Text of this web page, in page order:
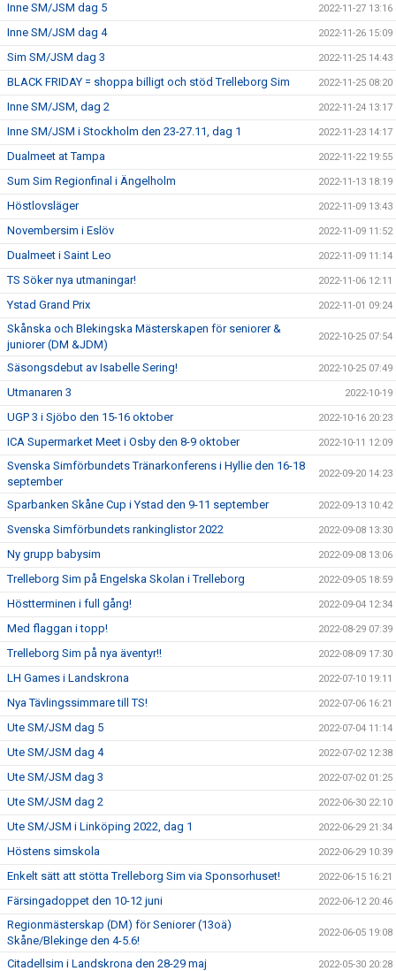
Inne SM/JSM dag 5 2022-11-27 13:16
Inne SM/JSM dag 4 2022-11-26 15:09
Sim SM/JSM dag 3 2022-11-25 14:43
BLACK FRIDAY = shoppa billigt och stöd Trelleborg Sim 2022-11-25 08:20
Inne SM/JSM, dag 2 2022-11-24 13:17
Inne SM/JSM i Stockholm den 23-27.11, dag 1 2022-11-23 14:17
Dualmeet at Tampa 2022-11-22 19:55
Sum Sim Regionfinal i Ängelholm 2022-11-13 18:19
Höstlovsläger 2022-11-09 13:43
Novembersim i Eslöv 2022-11-09 11:52
Dualmeet i Saint Leo 2022-11-09 11:14
TS Söker nya utmaningar! 2022-11-06 12:11
Ystad Grand Prix 2022-11-01 09:24
Skånska och Blekingska Mästerskapen för seniorer &
juniorer (DM &JDM)
2022-10-25 07:54
Säsongsdebut av Isabelle Sering! 2022-10-25 07:49
Utmanaren 3 2022-10-19
UGP 3 i Sjöbo den 15-16 oktober 2022-10-16 20:23
ICA Supermarket Meet i Osby den 8-9 oktober 2022-10-11 12:09
Svenska Simförbundets Tränarkonferens i Hyllie den 16-18
september
2022-09-20 14:23
Sparbanken Skåne Cup i Ystad den 9-11 september 2022-09-13 10:42
Svenska Simförbundets rankinglistor 2022 2022-09-08 13:30
Ny grupp babysim 2022-09-08 13:06
Trelleborg Sim på Engelska Skolan i Trelleborg 2022-09-05 18:59
Höstterminen i full gång! 2022-09-04 12:34
Med flaggan i topp! 2022-08-29 07:39
Trelleborg Sim på nya äventyr!! 2022-08-09 17:30
LH Games i Landskrona 2022-07-10 19:11
Nya Tävlingssimmare till TS! 2022-07-06 16:21
Ute SM/JSM dag 5 2022-07-04 11:14
Ute SM/JSM dag 4 2022-07-02 12:38
Ute SM/JSM dag 3 2022-07-02 01:25
Ute SM/JSM dag 2 2022-06-30 22:10
Ute SM/JSM i Linköping 2022, dag 1 2022-06-29 21:34
Höstens simskola 2022-06-29 10:39
Enkelt sätt att stötta Trelleborg Sim via Sponsorhuset! 2022-06-15 16:21
Färsingadoppet den 10-12 juni 2022-06-12 20:46
Regionmästerskap (DM) för Seniorer (13oä)
Skåne/Blekinge den 4-5.6!
2022-06-05 19:08
Citadellsim i Landskrona den 28-29 maj 2022-05-30 20:28